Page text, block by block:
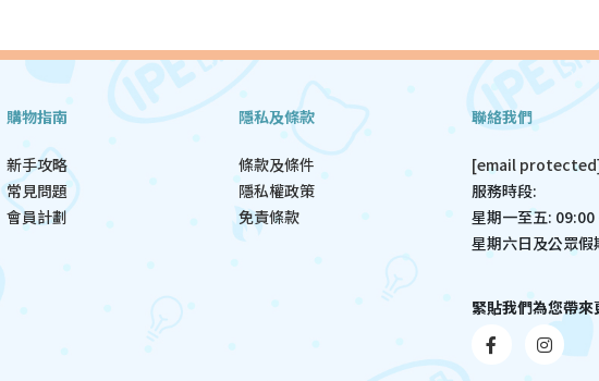
購物指南
新手攻略
常見問題
會員計劃
隱私及條款
條款及條件
隱私權政策
免責條款
聯絡我們
[email
服務時段:
星期一至五:
星期六日及公眾假
緊貼我們為您帶來